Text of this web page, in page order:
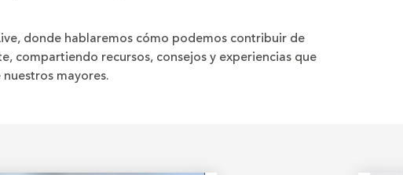
donde hablaremos cómo podemos contribuir de
compartiendo recursos, consejos y experiencias que
mayores.